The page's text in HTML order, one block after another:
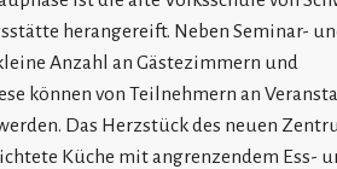
herangereift. Neben Seminar-
Anzahl an Gästezimmern und
können von Teilnehmern an
Das Herzstück des neuen
Küche mit angrenzendem Ess-